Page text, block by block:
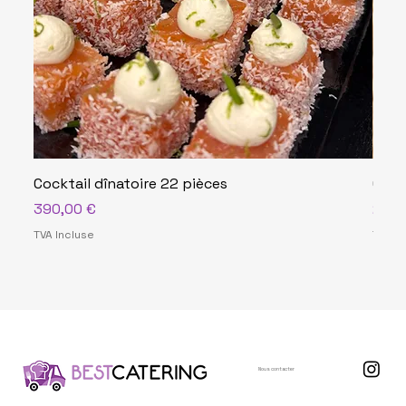
Cocktail dînatoire 22 pièces
Prix
390,00 €
TVA Incluse
Prix
TVA
Nous contacter